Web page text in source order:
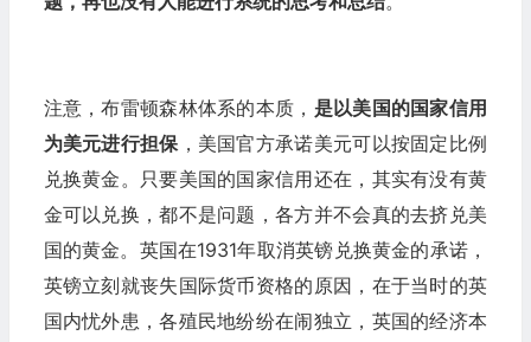
注意，布雷顿森林体系的本质， 是以美国的国家信用
为美元进行担保 ，美国官方承诺美元可以按固定比例
兑换黄金。只要美国的国家信用还在，其实有没有黄
金可以兑换，都不是问题，各方并不会真的去挤兑美
国的黄金。英国在1931年取消英镑兑换黄金的承诺，
英镑立刻就丧失国际货币资格的原因，在于当时的英
国内忧外患，各殖民地纷纷在闹独立，英国的经济本